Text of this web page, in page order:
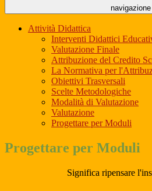
navigazione
Attività Didattica
Interventi Didattici
Valutazione Finale
Attribuzione del Credito
La Normativa per
Obiettivi Trasversali
Scelte Metodologiche
Modalità di Valutazione
Valutazione
Progettare per Moduli
Progettare per Moduli
Significa ripensare